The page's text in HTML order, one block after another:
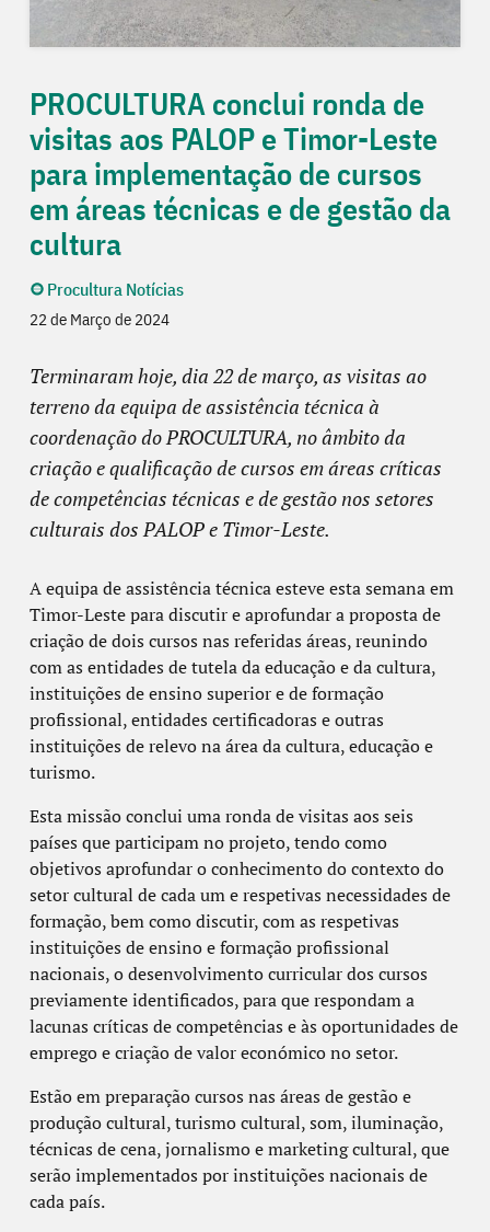
PROCULTURA conclui ronda de
visitas aos PALOP e Timor-Leste
para implementação de cursos
em áreas técnicas e de gestão da
cultura
Procultura Notícias
22 de Março de 2024
Terminaram hoje, dia 22 de março, as visitas ao
terreno da equipa de assistência técnica à
coordenação do PROCULTURA, no âmbito da
criação e qualificação de cursos em áreas críticas
de competências técnicas e de gestão nos setores
culturais dos PALOP e Timor-Leste.
A equipa de assistência técnica esteve esta semana em
Timor-Leste para discutir e aprofundar a proposta de
criação de dois cursos nas referidas áreas, reunindo
com as entidades de tutela da educação e da cultura,
instituições de ensino superior e de formação
profissional, entidades certificadoras e outras
instituições de relevo na área da cultura, educação e
turismo.
Esta missão conclui uma ronda de visitas aos seis
países que participam no projeto, tendo como
objetivos aprofundar o conhecimento do contexto do
setor cultural de cada um e respetivas necessidades de
formação, bem como discutir, com as respetivas
instituições de ensino e formação profissional
nacionais, o desenvolvimento curricular dos cursos
previamente identificados, para que respondam a
lacunas críticas de competências e às oportunidades de
emprego e criação de valor económico no setor.
Estão em preparação cursos nas áreas de gestão e
produção cultural, turismo cultural, som, iluminação,
técnicas de cena, jornalismo e marketing cultural, que
serão implementados por instituições nacionais de
cada país.